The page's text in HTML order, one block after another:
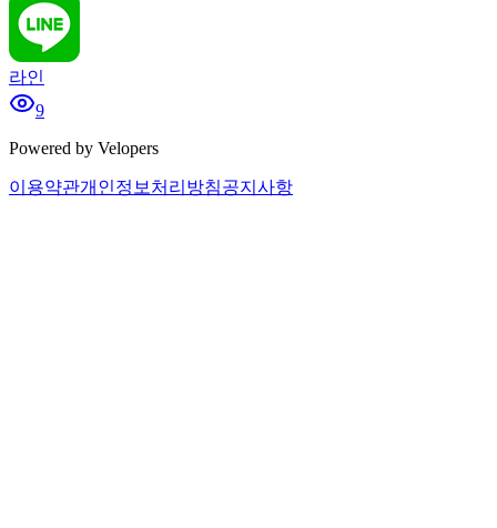
라인
9
Powered by Velopers
이용약관개인정보처리방침공지사항